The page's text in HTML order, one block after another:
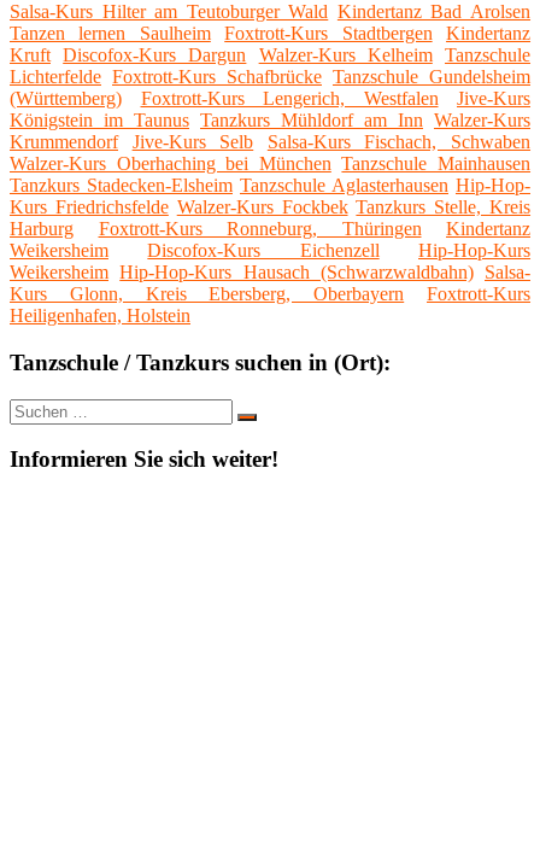
Salsa-Kurs Hilter am Teutoburger Wald Kindertanz Bad Arolsen
Tanzen lernen Saulheim
Foxtrott-Kurs Stadtbergen
Kindertanz
Kruft
Discofox-Kurs Dargun Walzer-Kurs Kelheim
Tanzschule
Lichterfelde Foxtrott-Kurs Schafbrücke Tanzschule Gundelsheim
(Württemberg)
Foxtrott-Kurs Lengerich, Westfalen
Jive-Kurs
Königstein im Taunus Tanzkurs Mühldorf am Inn Walzer-Kurs
Krummendorf
Jive-Kurs Selb
Salsa-Kurs Fischach, Schwaben
Walzer-Kurs Oberhaching bei München Tanzschule Mainhausen
Tanzkurs Stadecken-Elsheim Tanzschule Aglasterhausen Hip-Hop-
Kurs Friedrichsfelde Walzer-Kurs Fockbek Tanzkurs Stelle, Kreis
Harburg
Foxtrott-Kurs Ronneburg, Thüringen
Kindertanz
Weikersheim
Discofox-Kurs Eichenzell
Hip-Hop-Kurs
Weikersheim Hip-Hop-Kurs Hausach (Schwarzwaldbahn)
Salsa-
Kurs Glonn, Kreis Ebersberg, Oberbayern
Foxtrott-Kurs
Heiligenhafen, Holstein
Tanzschule / Tanzkurs suchen in (Ort):
Suche
nach:
Suchen
Informieren Sie sich weiter!